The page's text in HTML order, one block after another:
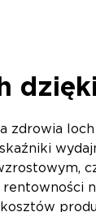
zdrowia